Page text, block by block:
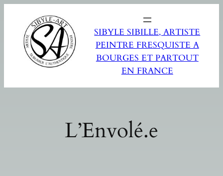
SIBYLE SIBILLE, ARTISTE
PEINTRE FRESQUISTE A
BOURGES ET PARTOUT
EN FRANCE
L’Envolé.e